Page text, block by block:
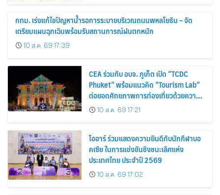
กทม. เร่งแก้ไขปัญหาน้ำรอการระบายบริเวณถนนพหลโยธิน – จัด
เตรียมแผนฉุกเฉินพร้อมรับสถานการณ์ฝนตกหนัก
10 ส.ค. 69 17:39
CEA ร่วมกับ อบจ. ภูเก็ต เปิด “TCDC
Phuket” พร้อมแนวคิด “Tourism Lab”
ต่อยอดศักยภาพการท่องเที่ยวด้วยความ
คิดสร้างสรรค์ ขับเคลื่อนเศรษฐกิจ
สร้างสรรค์ของภูเก็ต
10 ส.ค. 69 17:21
โออาร์ ร่วมแสดงความยินดีกับนักกีฬาบอ
คเซีย ในการแข่งขันชิงชนะเลิศแห่ง
ประเทศไทย ประจำปี 2569
10 ส.ค. 69 17:02